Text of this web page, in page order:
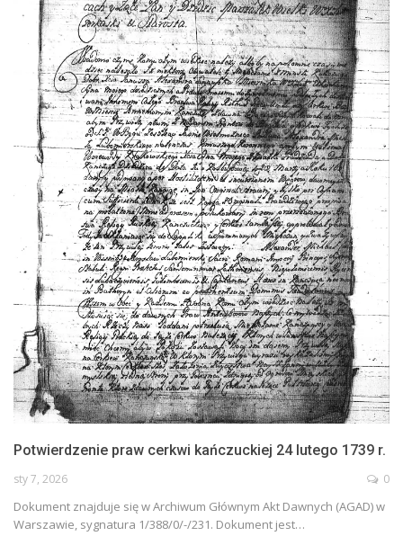
Potwierdzenie praw cerkwi kańczuckiej 24 lutego 1739 r.
sty 7, 2026 0
Dokument znajduje się w Archiwum Głównym Akt Dawnych (AGAD) w
Warszawie, sygnatura 1/388/0/-/231. Dokument jest…